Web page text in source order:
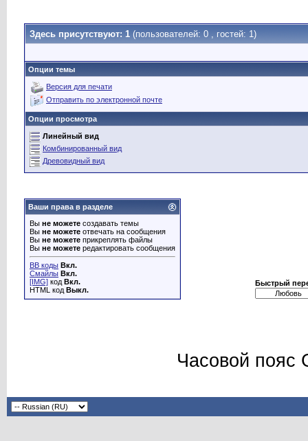
Здесь присутствуют: 1 (пользователей: 0 , гостей: 1)
Опции темы
Версия для печати
Отправить по электронной почте
Опции просмотра
Линейный вид
Комбинированный вид
Древовидный вид
Ваши права в разделе
Вы не можете создавать темы
Вы не можете отвечать на сообщения
Вы не можете прикреплять файлы
Вы не можете редактировать сообщения
BB коды Вкл.
Смайлы Вкл.
[IMG] код Вкл.
HTML код Выкл.
Быстрый
Часовой пояс